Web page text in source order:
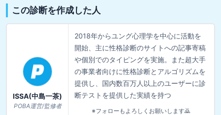
この診断を作成した人
ISSA(中島一茶)
POBA運営/監修者
2018年からユング心理学を中心に活動を
開始、主に性格診断のサイトへの記事寄稿
や個別でのタイピングを実施。また超大手
の事業者向けに性格診断とアルゴリズムを
提供し、国内数百万人以上のユーザーに診
断テストを提供した実績を持つ
※フォローもよろしくお願いします🙇